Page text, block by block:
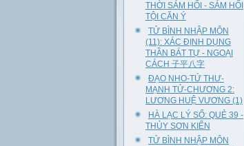
THỜI SÁM HỐI - SÁM HỐI
TỘI CĂN Ý
TỬ BÌNH NHẬP MÔN
(11): XÁC ĐỊNH DỤNG
THẦN BÁT TỰ - NGOẠI
CÁCH 子平八字
ĐẠO NHO-TỨ THƯ-
MẠNH TỬ-CHƯƠNG 2:
LƯƠNG HUỆ VƯƠNG (1)
HÀ LẠC LÝ SỐ: QUẺ 39 -
THỦY SƠN KIỂN
TỬ BÌNH NHẬP MÔN